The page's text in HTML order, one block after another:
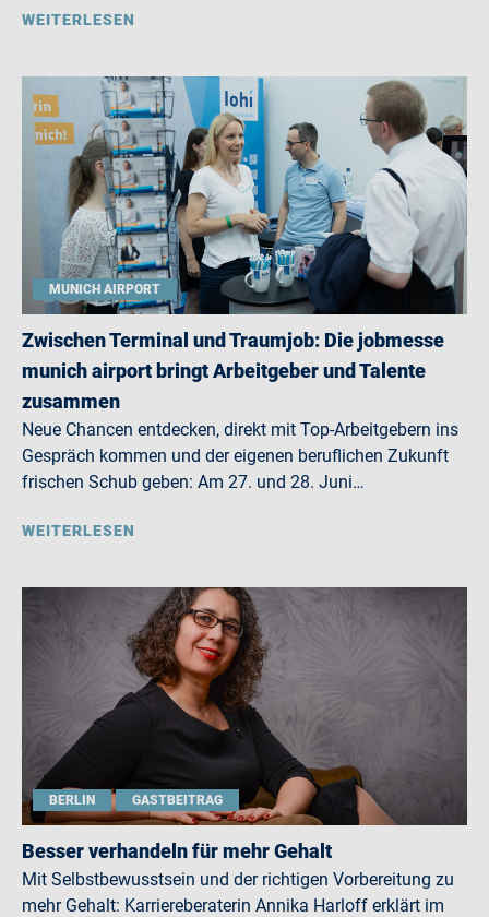
WEITERLESEN
MUNICH AIRPORT
Zwischen Terminal und Traumjob: Die jobmesse
munich airport bringt Arbeitgeber und Talente
zusammen
Neue Chancen entdecken, direkt mit Top-Arbeitgebern ins
Gespräch kommen und der eigenen beruflichen Zukunft
frischen Schub geben: Am 27. und 28. Juni…
WEITERLESEN
BERLIN GASTBEITRAG
Besser verhandeln für mehr Gehalt
Mit Selbstbewusstsein und der richtigen Vorbereitung zu
mehr Gehalt: Karriereberaterin Annika Harloff erklärt im